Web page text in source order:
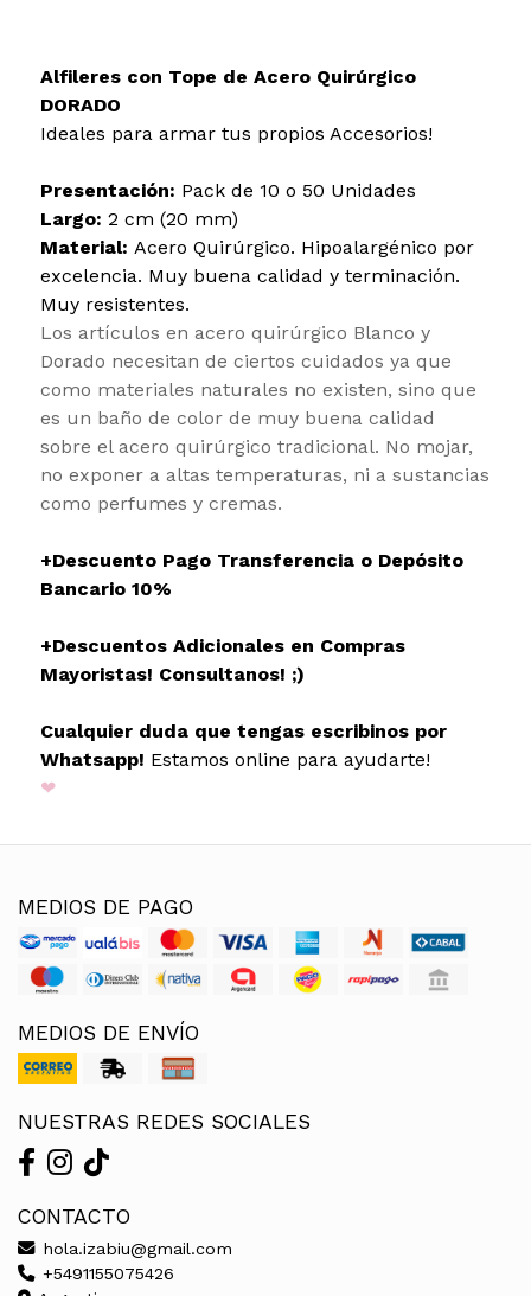
Alfileres con Tope de Acero Quirúrgico
DORADO
Ideales para armar tus propios Accesorios!
Presentación: Pack de 10 o 50 Unidades
Largo: 2 cm (20 mm)
Material: Acero Quirúrgico. Hipoalargénico por
excelencia. Muy buena calidad y terminación.
Muy resistentes.
Los artículos en acero quirúrgico Blanco y
Dorado necesitan de ciertos cuidados ya que
como materiales naturales no existen, sino que
es un baño de color de muy buena calidad
sobre el acero quirúrgico tradicional. No mojar,
no exponer a altas temperaturas, ni a sustancias
como perfumes y cremas.
+Descuento Pago Transferencia o Depósito
Bancario 10%
+Descuentos Adicionales en Compras
Mayoristas! Consultanos! ;)
Cualquier duda que tengas escribinos por
Whatsapp! Estamos online para ayudarte!
❤
MEDIOS DE PAGO
MEDIOS DE ENVÍO
NUESTRAS REDES SOCIALES
CONTACTO
hola.izabiu@gmail.com
+5491155075426